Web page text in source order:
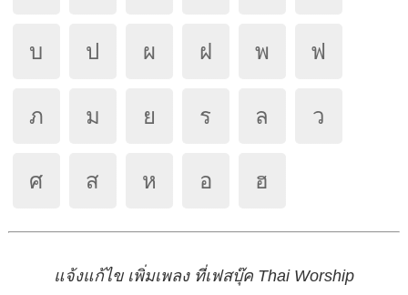
บ ป ผ ฝ พ ฟ
ภ ม ย ร ล ว
ศ ส ห อ ฮ
แจ้งแก้ไข เพิ่มเพลง ที่เฟสบุ๊ค Thai Worship